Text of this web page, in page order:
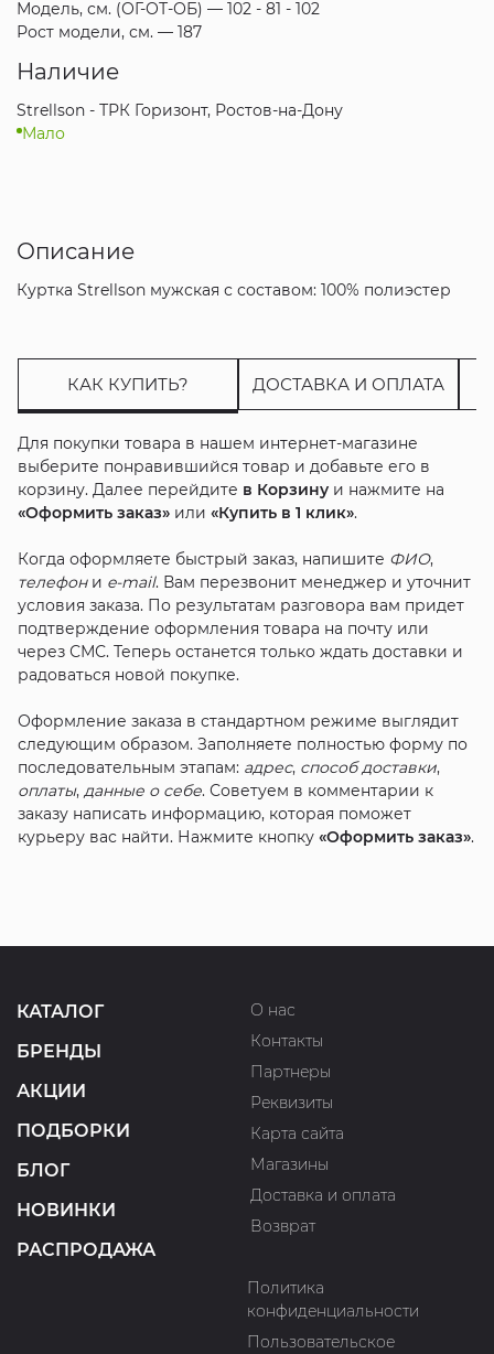
Модель, см. (ОГ-ОТ-ОБ) — 102 - 81 - 102
Рост модели, см. — 187
Наличие
Strellson - ТРК Горизонт, Ростов-на-Дону
Мало
Описание
Куртка Strellson мужская с составом: 100% полиэстер
КАК КУПИТЬ? ДОСТАВКА И ОПЛАТА
Для покупки товара в нашем интернет-магазине
выберите понравившийся товар и добавьте его в
корзину. Далее перейдите в Корзинуи нажмите на
«Оформить заказ»или «Купить в 1 клик».
Когда оформляете быстрый заказ, напишите ФИО,
телефони e-mail. Вам перезвонит менеджер и уточнит
условия заказа. По результатам разговора вам придет
подтверждение оформления товара на почту или
через СМС. Теперь останется только ждать доставки и
радоваться новой покупке.
Оформление заказа в стандартном режиме выглядит
следующим образом. Заполняете полностью форму по
последовательным этапам: адрес, способ доставки,
оплаты, данные о себе. Советуем в комментарии к
заказу написать информацию, которая поможет
курьеру вас найти. Нажмите кнопку «Оформить заказ».
КАТАЛОГ
БРЕНДЫ
АКЦИИ
ПОДБОРКИ
БЛОГ
НОВИНКИ
РАСПРОДАЖА
О нас
Контакты
Партнеры
Реквизиты
Карта сайта
Магазины
Доставка и оплата
Возврат
Политика
конфиденциальности
Пользовательское